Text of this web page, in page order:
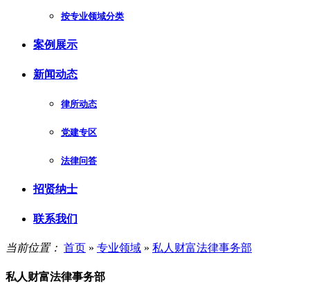
按专业领域分类
案例展示
新闻动态
律所动态
党建专区
法律问答
招贤纳士
联系我们
当前位置： 首页 » 专业领域 » 私人财富法律事务部
私人财富法律事务部